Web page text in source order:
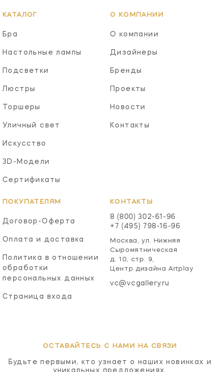
КАТАЛОГ
Бра
Настольные лампы
Подсветки
Люстры
Торшеры
Уличный свет
Искусство
3D-Модели
Сертификаты
О КОМПАНИИ
О компании
Дизайнеры
Бренды
Проекты
Новости
Контакты
ПОКУПАТЕЛЯМ
Договор-Оферта
Оплата и доставка
Политика в отношении
обработки
персональных данных
Страница входа
КОНТАКТЫ
8 (800) 302-61-96
+7 (495) 798-16-96
Москва, ул. Нижняя
Сыромятническая
д. 10, стр. 9,
Центр дизайна Artplay
vc@vcgallery.ru
ОСТАВАЙТЕСЬ С НАМИ НА СВЯЗИ
Будьте первыми, кто узнает о наших новинках и
уникальных предложениях.